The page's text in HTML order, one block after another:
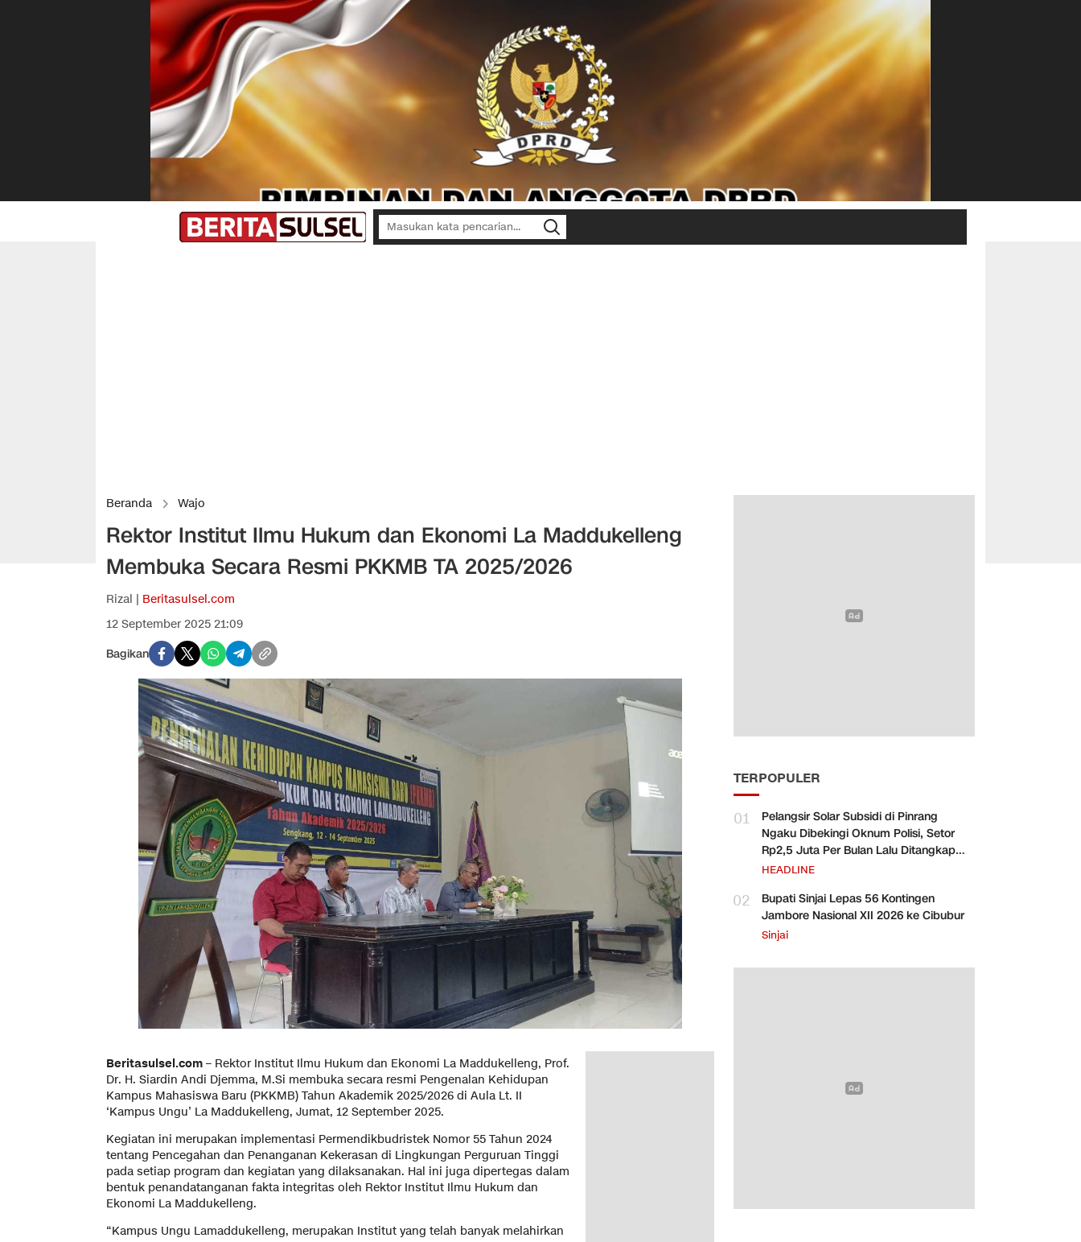
Beranda Wajo
Rektor Institut Ilmu Hukum dan Ekonomi La Maddukelleng
Membuka Secara Resmi PKKMB TA 2025/2026
Rizal | Beritasulsel.com
12 September 2025 21:09
Bagikan
Beritasulsel.com – Rektor Institut Ilmu Hukum dan Ekonomi La Maddukelleng, Prof.
Dr. H. Siardin Andi Djemma, M.Si membuka secara resmi Pengenalan Kehidupan
Kampus Mahasiswa Baru (PKKMB) Tahun Akademik 2025/2026 di Aula Lt. II
‘Kampus Ungu’ La Maddukelleng, Jumat, 12 September 2025.
Kegiatan ini merupakan implementasi Permendikbudristek Nomor 55 Tahun 2024
tentang Pencegahan dan Penanganan Kekerasan di Lingkungan Perguruan Tinggi
pada setiap program dan kegiatan yang dilaksanakan. Hal ini juga dipertegas dalam
bentuk penandatanganan fakta integritas oleh Rektor Institut Ilmu Hukum dan
Ekonomi La Maddukelleng.
“Kampus Ungu Lamaddukelleng, merupakan Institut yang telah banyak melahirkan
TERPOPULER
01
Pelangsir Solar Subsidi di Pinrang
Ngaku Dibekingi Oknum Polisi, Setor
Rp2,5 Juta Per Bulan Lalu Ditangkap
Saat Telat Bayar
HEADLINE
02
Bupati Sinjai Lepas 56 Kontingen
Jambore Nasional XII 2026 ke Cibubur
Sinjai